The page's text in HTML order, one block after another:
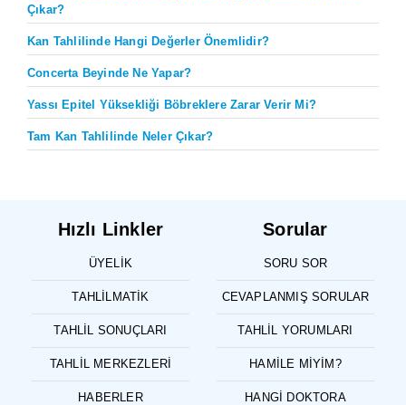
Çıkar?
Kan Tahlilinde Hangi Değerler Önemlidir?
Concerta Beyinde Ne Yapar?
Yassı Epitel Yüksekliği Böbreklere Zarar Verir Mi?
Tam Kan Tahlilinde Neler Çıkar?
Hızlı Linkler
ÜYELIK
TAHLILMATIK
TAHLIL SONUÇLARI
TAHLIL MERKEZLERI
HABERLER
Sorular
SORU SOR
CEVAPLANMIŞ SORULAR
TAHLIL YORUMLARI
HAMILE MIYIM?
HANGI DOKTORA